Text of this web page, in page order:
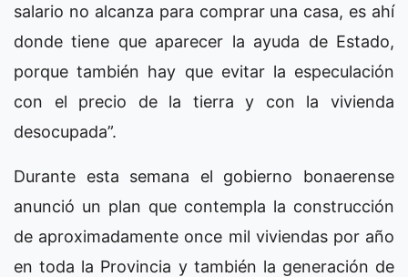
salario no alcanza para comprar una casa, es ahí
donde tiene que aparecer la ayuda de Estado,
porque también hay que evitar la especulación
con el precio de la tierra y con la vivienda
desocupada”.
Durante esta semana el gobierno bonaerense
anunció un plan que contempla la construcción
de aproximadamente once mil viviendas por año
en toda la Provincia y también la generación de